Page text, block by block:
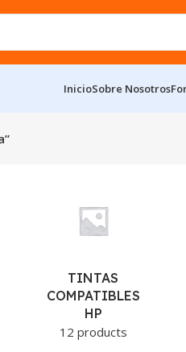
InicioSobre Nosotros
TINTAS
COMPATIBLES
HP
12 products